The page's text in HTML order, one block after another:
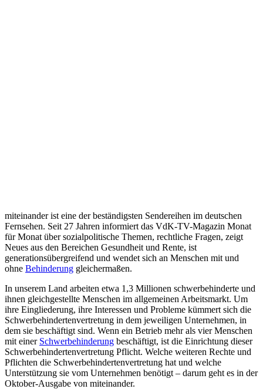
miteinander ist eine der beständigsten Sendereihen im deutschen
Fernsehen. Seit 27 Jahren informiert das VdK-TV-Magazin Monat
für Monat über sozialpolitische Themen, rechtliche Fragen, zeigt
Neues aus den Bereichen Gesundheit und Rente, ist
generationsübergreifend und wendet sich an Menschen mit und
ohne Behinderung gleichermaßen.
In unserem Land arbeiten etwa 1,3 Millionen schwerbehinderte und
ihnen gleichgestellte Menschen im allgemeinen Arbeitsmarkt. Um
ihre Eingliederung, ihre Interessen und Probleme kümmert sich die
Schwerbehindertenvertretung in dem jeweiligen Unternehmen, in
dem sie beschäftigt sind. Wenn ein Betrieb mehr als vier Menschen
mit einer Schwerbehinderung beschäftigt, ist die Einrichtung dieser
Schwerbehindertenvertretung Pflicht. Welche weiteren Rechte und
Pflichten die Schwerbehindertenvertretung hat und welche
Unterstützung sie vom Unternehmen benötigt – darum geht es in der
Oktober-Ausgabe von miteinander.